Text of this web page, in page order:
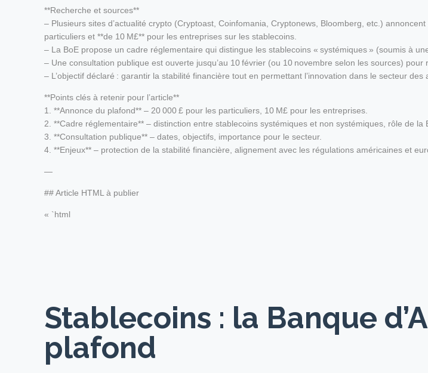
**Recherche et sources**
– Plusieurs sites d’actualité crypto (Cryptoast, Coinfomania, Cryptonews, Bloomberg, etc.)
particuliers et **de 10 M£** pour les entreprises sur les stablecoins.
– La BoE propose un cadre réglementaire qui distingue les stablecoins « systémiques » (soumis à
– Une consultation publique est ouverte jusqu’au 10 février (ou 10 novembre selon les sources) pour
– L’objectif déclaré : garantir la stabilité financière tout en permettant l’innovation dans le secteur des
**Points clés à retenir pour l’article**
1. **Annonce du plafond** – 20 000 £ pour les particuliers, 10 M£ pour les entreprises.
2. **Cadre réglementaire** – distinction entre stablecoins systémiques et non systémiques, rôle de la
3. **Consultation publique** – dates, objectifs, importance pour le secteur.
4. **Enjeux** – protection de la stabilité financière, alignement avec les régulations américaines et
—
## Article HTML à publier
« `html
Stablecoins : la Banque
plafond